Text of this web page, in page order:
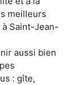
meilleurs
Saint-Jean-
aussi bien
: gîte,